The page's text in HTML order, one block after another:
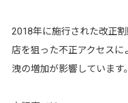
2018年に施行された改正
店を狙った不正アクセス
洩の増加が影響しています。